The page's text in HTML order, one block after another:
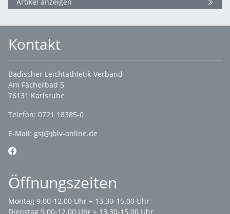
Kontakt
Badischer Leichtathletik-Verband
Am Fächerbad 5
76131 Karlsruhe
Telefon: 0721 18385-0
E-Mail: gs(@)blv-online.de
Öffnungszeiten
Montag 9.00-12.00 Uhr + 13.30-15.00 Uhr
Dienstag 9.00-12.00 Uhr + 13.30-15.00 Uhr